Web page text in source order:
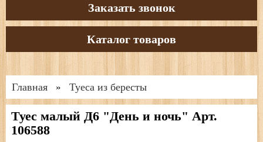
Заказать звонок
Каталог товаров
Главная » Туеса из бересты
Туес малый Д6 "День и ночь" Арт.
106588